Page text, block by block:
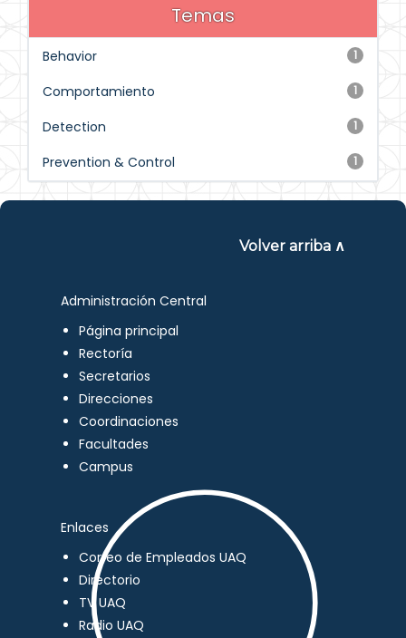
Temas
1
Behavior
1
Comportamiento
1
Detection
1
Prevention & Control
Volver arriba ∧
Administración Central
Página principal
Rectoría
Secretarios
Direcciones
Coordinaciones
Facultades
Campus
Enlaces
Correo de Empleados UAQ
Directorio
TV UAQ
Radio UAQ